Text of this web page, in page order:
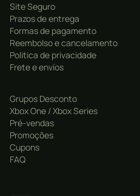
Site Seguro
Prazos de entrega
Formas de pagamento
Reembolso e cancelamento
Politica de privacidade
Frete e envíos
Grupos Desconto
Xbox One / Xbox Series
Pré-vendas
Promoções
Cupons
FAQ